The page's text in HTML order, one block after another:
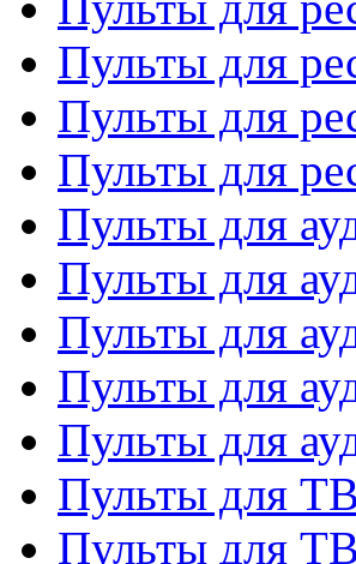
Пульты для
Пульты для
Пульты для
Пульты для
Пульты для
Пульты для
Пульты для
Пульты для
Пульты для ТВ
Пульты для ТВ